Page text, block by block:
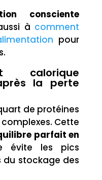
consciente
à comment
pour
calorique
la perte
de protéines
Cette
parfait en
évite les pics
du stockage des